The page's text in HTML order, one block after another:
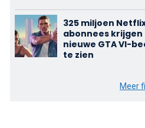
325 miljoen
abonnees krijgen
nieuwe GTA VI-
te zien
Meer